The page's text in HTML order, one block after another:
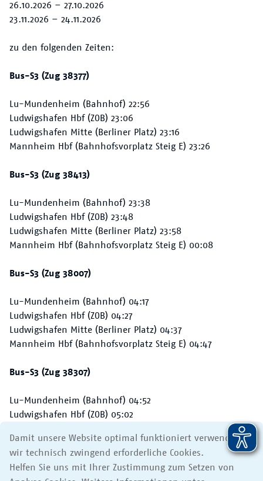
26.10.2026 – 27.10.2026
23.11.2026 – 24.11.2026
zu den folgenden Zeiten:
Bus-S3 (Zug 38377)
Lu-Mundenheim (Bahnhof) 22:56
Ludwigshafen Hbf (ZOB) 23:06
Ludwigshafen Mitte (Berliner Platz) 23:16
Mannheim Hbf (Bahnhofsvorplatz Steig E) 23:26
Bus-S3 (Zug 38413)
Lu-Mundenheim (Bahnhof) 23:38
Ludwigshafen Hbf (ZOB) 23:48
Ludwigshafen Mitte (Berliner Platz) 23:58
Mannheim Hbf (Bahnhofsvorplatz Steig E) 00:08
Bus-S3 (Zug 38007)
Lu-Mundenheim (Bahnhof) 04:17
Ludwigshafen Hbf (ZOB) 04:27
Ludwigshafen Mitte (Berliner Platz) 04:37
Mannheim Hbf (Bahnhofsvorplatz Steig E) 04:47
Bus-S3 (Zug 38307)
Lu-Mundenheim (Bahnhof) 04:52
Ludwigshafen Hbf (ZOB) 05:02
Mannheim Hbf (Bahnhofsvorplatz Steig E) 05:22
Quelle:
Damit unsere Website optimal funktioniert verwenden
wir technisch zwingend erforderliche Cookies.
Helfen Sie uns mit Ihrer Zustimmung zum Setzen von